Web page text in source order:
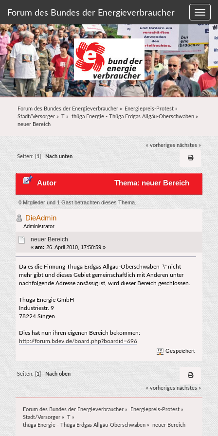
Forum des Bundes der Energieverbraucher
Forum des Bundes der Energieverbraucher» Energiepreis-Protest »
Stadt/Versorger» T » thüga Energie - Thüga Erdgas Allgäu-Oberschwaben»
neuer Bereich
« vorheriges nächstes »
Seiten: [ 1 Nach unten
Autor Thema: neuer Bereich
(Gelesen 13521 mal)
0 Mitglieder und 1 Gast betrachten dieses Thema.
DieAdmin
Administrator
neuer Bereich
« am: 26. April 2010, 17:58:59 »
Da es die Firmung Thüga Erdgas Allgäu-Oberschwaben \" nicht
mehr gibt und dieses Gebiet gemeinschaftlich mit Anderen unter
nachfolgende Adresse ansässig ist, wird dieser Bereich geschlossen.
Thüga Energie GmbH
Industriestr. 9
78224 Singen
Dies hat nun ihren eigenen Bereich bekommen:
http://forum.bdev.de/board.php?boardid=696
Gespeichert
Seiten: [ 1] Nach oben
« vorheriges nächstes »
Forum des Bundes der Energieverbraucher » Energiepreis-Protest»
Stadt/Versorger » T»
thüga Energie - Thüga Erdgas Allgäu-Oberschwaben » neuer Bereich